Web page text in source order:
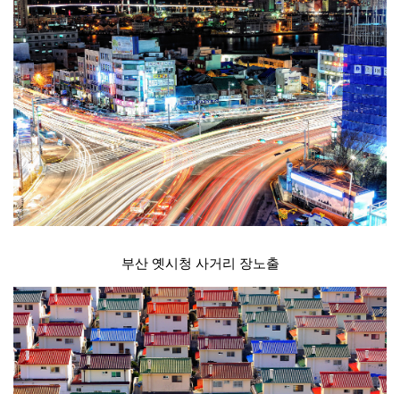
부산 옛시청 사거리 장노출